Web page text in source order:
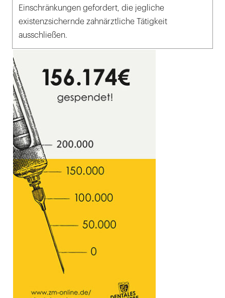
Einschränkungen gefordert, die jegliche
existenzsichernde zahnärztliche Tätigkeit
ausschließen.